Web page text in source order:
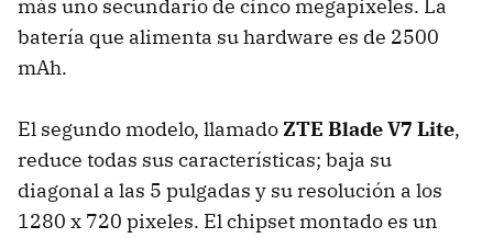
más uno secundario de cinco megapixeles. La
batería que alimenta su hardware es de 2500
mAh.
El segundo modelo, llamadoZTE Blade V7 Lite,
reduce todas sus características; baja su
diagonal a las 5 pulgadas y su resolución a los
1280 x 720 pixeles. El chipset montado es un